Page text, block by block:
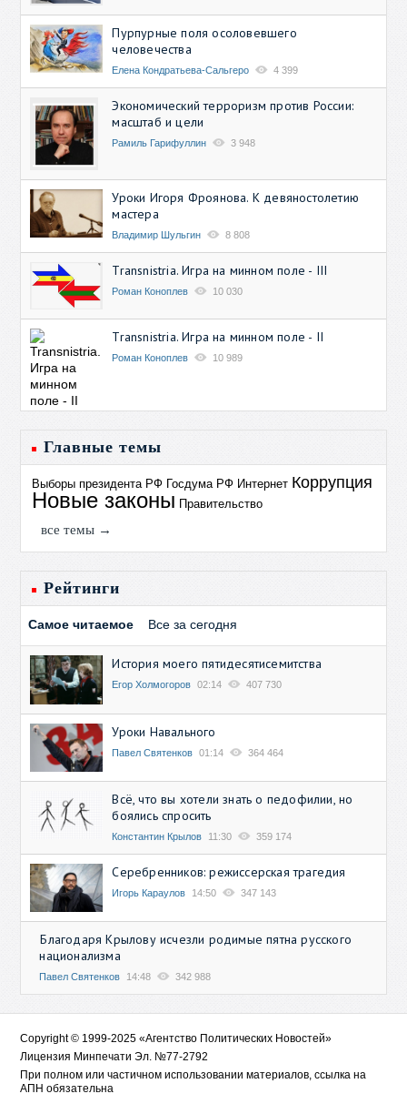
Пурпурные поля осоловевшего
человечества
Елена Кондратьева-Сальгеро 4 399
Экономический терроризм против России:
масштаб и цели
Рамиль Гарифуллин 3 948
Уроки Игоря Фроянова. К девяностолетию
мастера
Владимир Шульгин 8 808
Transnistria. Игра на минном поле - III
Роман Коноплев 10 030
Transnistria. Игра на минном поле - II
Роман Коноплев 10 989
Главные темы
Выборы президента РФ Госдума РФ Интернет Коррупция
Новые законы Правительство
все темы →
Рейтинги
Самое читаемое Все за сегодня
История моего пятидесятисемитства
Егор Холмогоров 02:14 407 730
Уроки Навального
Павел Святенков 01:14 364 464
Всё, что вы хотели знать о педофилии, но
боялись спросить
Константин Крылов 11:30 359 174
Серебренников: режиссерская трагедия
Игорь Караулов 14:50 347 143
Благодаря Крылову исчезли родимые пятна русского
национализма
Павел Святенков 14:48 342 988
Copyright © 1999-2025 «Агентство Политических Новостей»
Лицензия Минпечати Эл. №77-2792
При полном или частичном использовании материалов, ссылка на
АПН обязательна